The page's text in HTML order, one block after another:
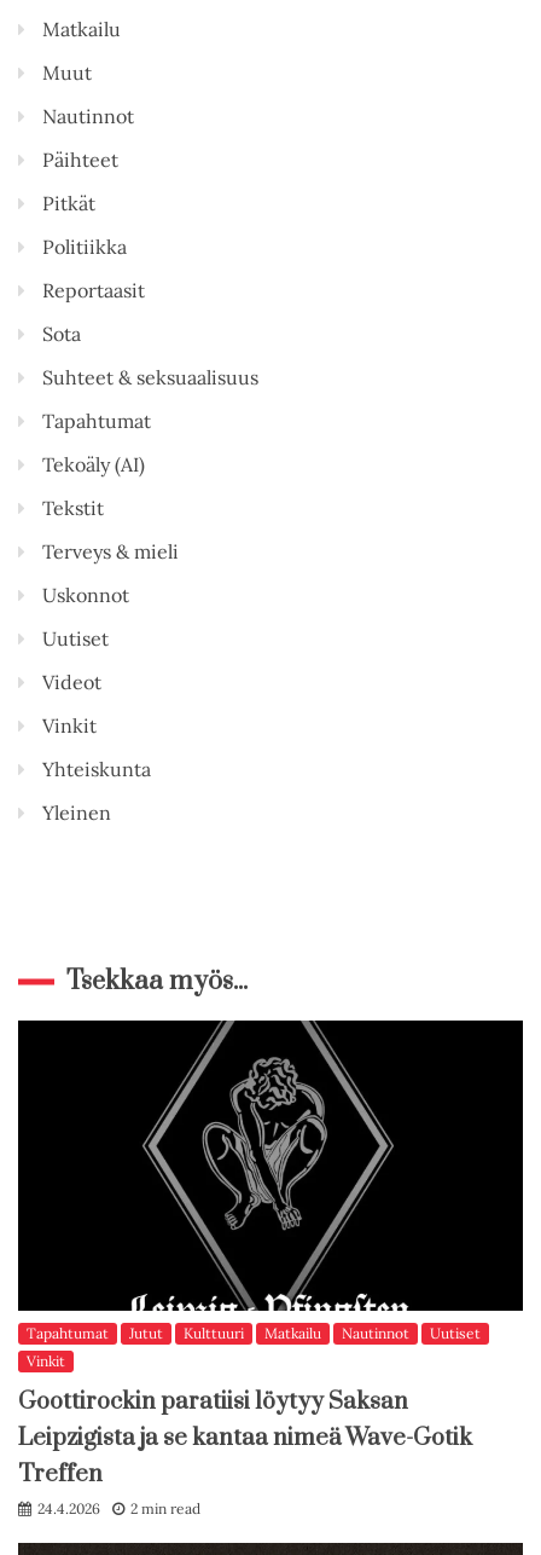
Matkailu
Muut
Nautinnot
Päihteet
Pitkät
Politiikka
Reportaasit
Sota
Suhteet & seksuaalisuus
Tapahtumat
Tekoäly (AI)
Tekstit
Terveys & mieli
Uskonnot
Uutiset
Videot
Vinkit
Yhteiskunta
Yleinen
Tsekkaa myös...
Tapahtumat Jutut Kulttuuri Matkailu Nautinnot
Uutiset
Vinkit
Goottirockin paratiisi löytyy Saksan
Leipzigista ja se kantaa nimeä Wave-Gotik
Treffen
24.4.2026 2 min read